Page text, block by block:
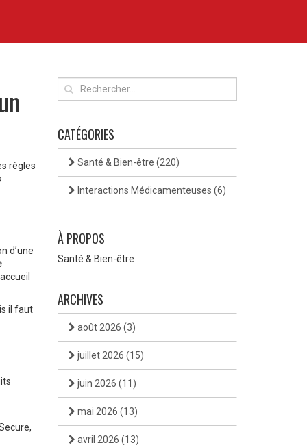
règles
d’une
il faut
CATÉGORIES
Santé & Bien-être (220)
Interactions Médicamenteuses (6)
À PROPOS
Santé & Bien-être
ARCHIVES
août 2026 (3)
juillet 2026 (15)
juin 2026 (11)
mai 2026 (13)
avril 2026 (13)